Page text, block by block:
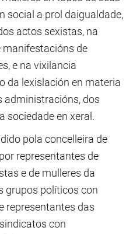
social a prol daigualdade,
actos sexistas, na
manifestacións de
e na vixilancia
da lexislación en materia
administracións, dos
sociedade en xeral.
pola concelleira de
representantes de
e de mulleres da
grupos políticos con
representantes das
con